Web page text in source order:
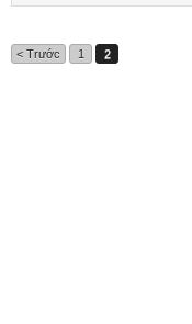
< Trước
1 2